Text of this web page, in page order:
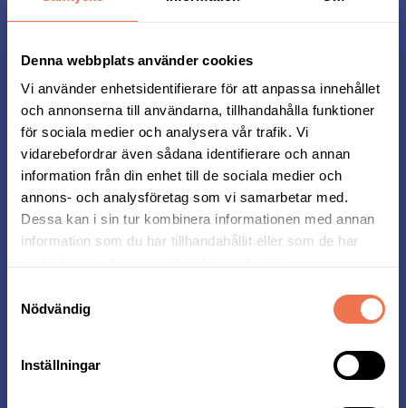
Denna webbplats använder cookies
Vi använder enhetsidentifierare för att anpassa innehållet
och annonserna till användarna, tillhandahålla funktioner
för sociala medier och analysera vår trafik. Vi
vidarebefordrar även sådana identifierare och annan
information från din enhet till de sociala medier och
annons- och analysföretag som vi samarbetar med.
Dessa kan i sin tur kombinera informationen med annan
information som du har tillhandahållit eller som de har
Nödvändig
Inställningar
Vilka gator är avstängda under
Efter loppet